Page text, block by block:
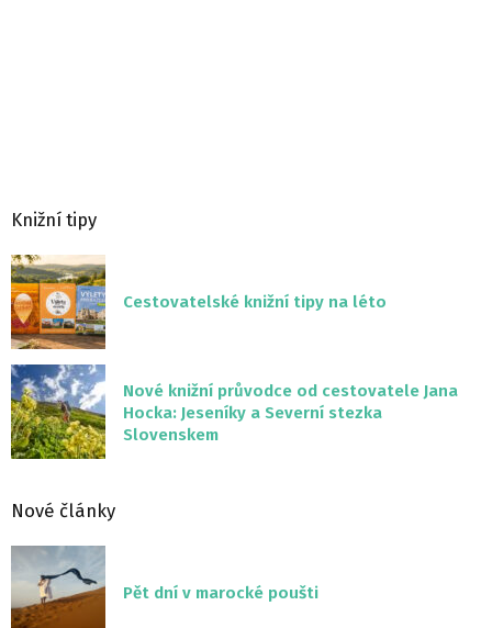
Knižní tipy
Cestovatelské knižní tipy na léto
Nové knižní průvodce od cestovatele Jana
Hocka: Jeseníky a Severní stezka
Slovenskem
Nové články
Pět dní v marocké poušti